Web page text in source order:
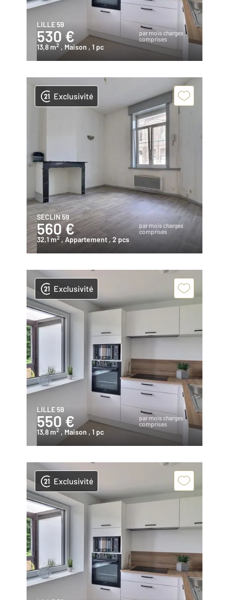
LILLE 59
530 €
par mois charges
comprises
13,8 m2 , Maison , 1 pc
Exclusivité
SECLIN 59
560 €
par mois charges
comprises
32,1 m2 , Appartement , 2 pcs
Exclusivité
LILLE 59
550 €
par mois charges
comprises
13,8 m2 , Maison , 1 pc
Exclusivité